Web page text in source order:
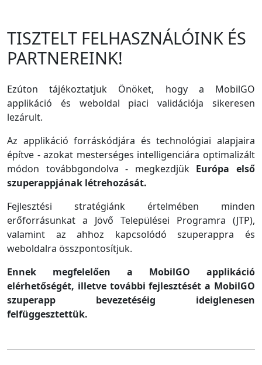
TISZTELT FELHASZNÁLÓINK ÉS
PARTNEREINK!
Ezúton tájékoztatjuk Önöket, hogy a MobilGO
applikáció és weboldal piaci validációja sikeresen
lezárult.
Az applikáció forráskódjára és technológiai alapjaira
építve - azokat mesterséges intelligenciára optimalizált
módon továbbgondolva - megkezdjük Európa első
szuperappjának létrehozását.
Fejlesztési stratégiánk értelmében minden
erőforrásunkat a Jövő Települései Programra (JTP),
valamint az ahhoz kapcsolódó szuperappra és
weboldalra összpontosítjuk.
Ennek megfelelően a MobilGO applikáció
elérhetőségét, illetve további fejlesztését a MobilGO
szuperapp bevezetéséig ideiglenesen
felfüggesztettük.